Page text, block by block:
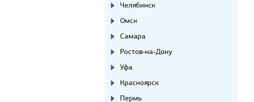
Челябинск
Омск
Самара
Ростов-на-Дону
Уфа
Красноярск
Пермь